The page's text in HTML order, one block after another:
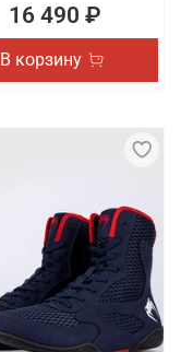
16 490 ₽
В корзину